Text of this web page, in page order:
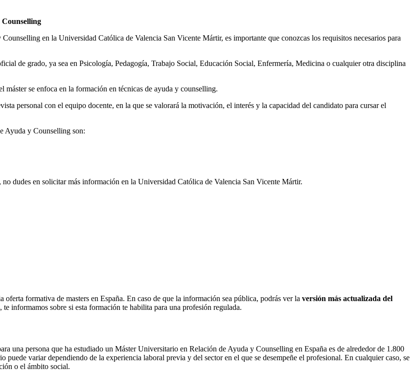
en la Universidad Católica de Valencia San Vicente Mártir, es importante que conozcas los requisitos necesarios para
de grado, ya sea en Psicología, Pedagogía, Trabajo Social, Educación Social, Enfermería, Medicina o cualquier otra disciplina
se enfoca en la formación en técnicas de ayuda y counselling.
personal con el equipo docente, en la que se valorará la motivación, el interés y la capacidad del candidato para cursar el
Ayuda y Counselling son:
dudes en solicitar más información en la Universidad Católica de Valencia San Vicente Mártir.
oferta formativa de masters en España. En caso de que la información sea pública, podrás ver la versión más actualizada del
informamos sobre si esta formación te habilita para una profesión regulada.
una persona que ha estudiado un Máster Universitario en Relación de Ayuda y Counselling en España es de alrededor de 1.800
puede variar dependiendo de la experiencia laboral previa y del sector en el que se desempeñe el profesional. En cualquier caso, se
o el ámbito social.